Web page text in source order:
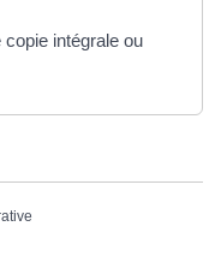
intégrale ou